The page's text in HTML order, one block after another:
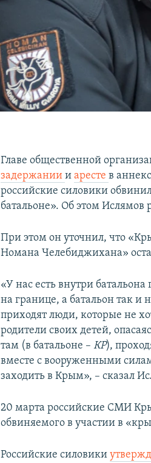
Главе общественной
задержаниииарестев
российские силовики
батальоне». Об этом
При этом он уточнил, что
Номана Челебиджихана»
«У нас есть внутри
на границе, а батальон так
приходят люди, которые не
родители своих детей,
там (в батальоне –КР),
вместе с вооруженными
заходить в Крым», – сказал
20 марта российские СМИ
обвиняемого в участии в
Российские силовики